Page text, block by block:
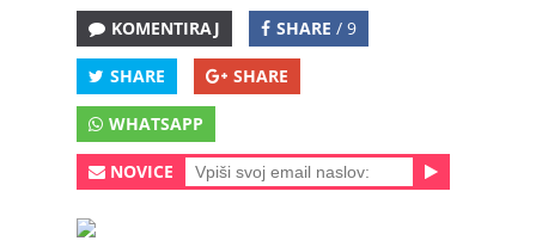
KOMENTIRAJ SHARE / 9
SHARE SHARE
WHATSAPP
NOVICE